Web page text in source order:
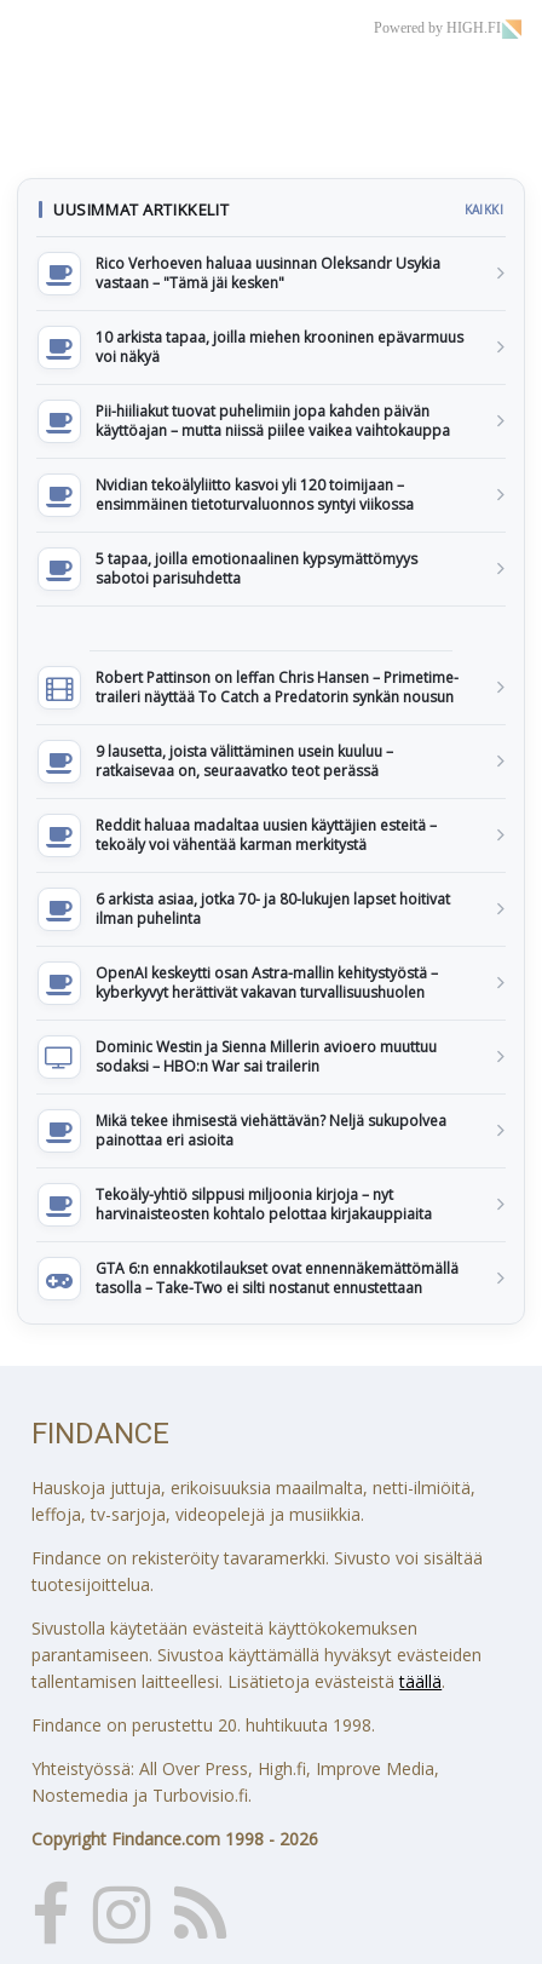
Powered by HIGH.FI
UUSIMMAT ARTIKKELIT KAIKKI
Rico Verhoeven haluaa uusinnan Oleksandr Usykia
vastaan – "Tämä jäi kesken"
10 arkista tapaa, joilla miehen krooninen epävarmuus
voi näkyä
Pii-hiiliakut tuovat puhelimiin jopa kahden päivän
käyttöajan – mutta niissä piilee vaikea vaihtokauppa
Nvidian tekoälyliitto kasvoi yli 120 toimijaan –
ensimmäinen tietoturvaluonnos syntyi viikossa
5 tapaa, joilla emotionaalinen kypsymättömyys
sabotoi parisuhdetta
Robert Pattinson on leffan Chris Hansen – Primetime-
traileri näyttää To Catch a Predatorin synkän nousun
9 lausetta, joista välittäminen usein kuuluu –
ratkaisevaa on, seuraavatko teot perässä
Reddit haluaa madaltaa uusien käyttäjien esteitä –
tekoäly voi vähentää karman merkitystä
6 arkista asiaa, jotka 70- ja 80-lukujen lapset hoitivat
ilman puhelinta
OpenAI keskeytti osan Astra-mallin kehitystyöstä –
kyberkyvyt herättivät vakavan turvallisuushuolen
Dominic Westin ja Sienna Millerin avioero muuttuu
sodaksi – HBO:n War sai trailerin
Mikä tekee ihmisestä viehättävän? Neljä sukupolvea
painottaa eri asioita
Tekoäly-yhtiö silppusi miljoonia kirjoja – nyt
harvinaisteosten kohtalo pelottaa kirjakauppiaita
GTA 6:n ennakkotilaukset ovat ennennäkemättömällä
tasolla – Take-Two ei silti nostanut ennustettaan
FINDANCE
Hauskoja juttuja, erikoisuuksia maailmalta, netti-ilmiöitä,
leffoja, tv-sarjoja, videopelejä ja musiikkia.
Findance on rekisteröity tavaramerkki. Sivusto voi sisältää
tuotesijoittelua.
Sivustolla käytetään evästeitä käyttökokemuksen
parantamiseen. Sivustoa käyttämällä hyväksyt evästeiden
tallentamisen laitteellesi. Lisätietoja evästeistätäällä.
Findance on perustettu 20. huhtikuuta 1998.
Yhteistyössä: All Over Press, High.fi, Improve Media,
Nostemedia ja Turbovisio.fi.
Copyright Findance.com 1998 - 2026